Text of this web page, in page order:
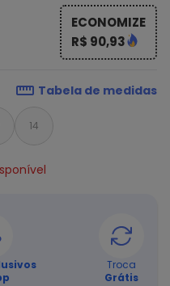
ECONOMIZE
R$ 90,93
Tabela de medidas
14
Troca
Grátis